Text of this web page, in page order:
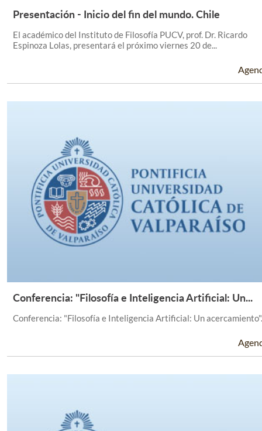
Leer Más +
Presentación - Inicio del fin del mundo. Chile
El académico del Instituto de Filosofía PUCV, prof. Dr. Ricardo
Espinoza Lolas, presentará el próximo viernes 20 de...
Leer Más +
Conferencia: "Filosofía e Inteligencia Artificial: Un...
Conferencia: "Filosofía e Inteligencia Artificial: Un acercamiento".